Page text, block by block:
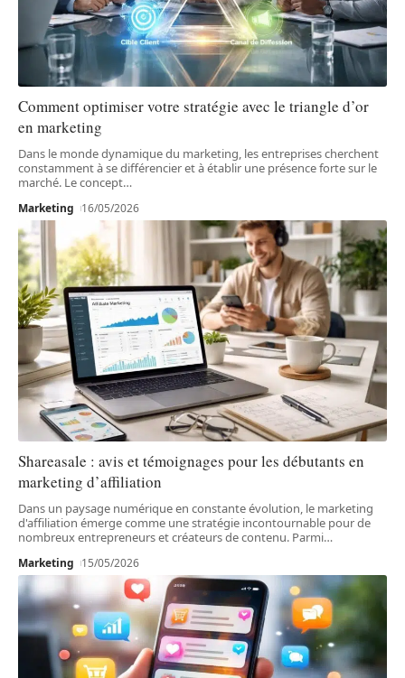
Comment optimiser votre stratégie avec le triangle d’or
en marketing
Dans le monde dynamique du marketing, les entreprises cherchent
constamment à se différencier et à établir une présence forte sur le
marché. Le concept…
Marketing 16/05/2026
Shareasale : avis et témoignages pour les débutants en
marketing d’affiliation
Dans un paysage numérique en constante évolution, le marketing
d'affiliation émerge comme une stratégie incontournable pour de
nombreux entrepreneurs et créateurs de contenu. Parmi…
Marketing 15/05/2026